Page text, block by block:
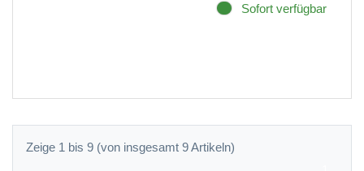
Sofort verfügbar
Zeige 1 bis 9 (von insgesamt 9 Artikeln)